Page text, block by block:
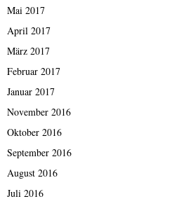
Mai 2017
April 2017
März 2017
Februar 2017
Januar 2017
November 2016
Oktober 2016
September 2016
August 2016
Juli 2016